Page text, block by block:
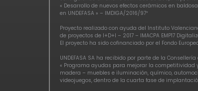
« Desarrollo de nuevos efectos cerámicos en
en UNDEFASA » – IMDIGA/2016/97″
Proyecto realizado con ayuda del Instituto
de proyectos de I+D+I – 2017 – IMACPA EMP17
El proyecto ha sido cofinanciado por el Fondo
UNDEFASA SA ha recibido por parte de la
« Programa ayudas para mejorar la
madera – muebles e iluminación, químico,
videojuegos, dentro de la cuarta fase de